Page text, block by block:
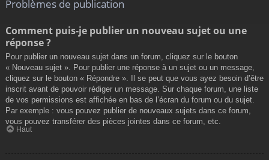
Problèmes de publication
Comment puis-je publier un nouveau sujet ou une
réponse ?
Pour publier un nouveau sujet dans un forum, cliquez sur le bouton
« Nouveau sujet ». Pour publier une réponse à un sujet ou un message,
cliquez sur le bouton « Répondre ». Il se peut que vous ayez besoin d’être
inscrit avant de pouvoir rédiger un message. Sur chaque forum, une liste
de vos permissions est affichée en bas de l’écran du forum ou du sujet.
Par exemple : vous pouvez publier de nouveaux sujets dans ce forum,
vous pouvez transférer des pièces jointes dans ce forum, etc.
Haut